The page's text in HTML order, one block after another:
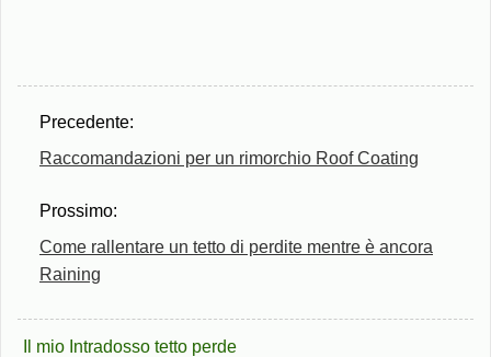
Precedente:
Raccomandazioni per un rimorchio Roof Coating
Prossimo:
Come rallentare un tetto di perdite mentre è ancora
Raining
Il mio Intradosso tetto perde